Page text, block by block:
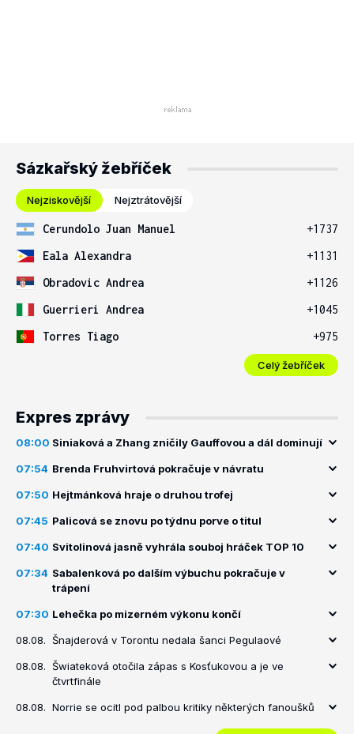
Sázkařský žebříček
Nejziskovější Nejztrátovější
Cerundolo Juan Manuel
+1737
Eala Alexandra
+1131
Obradovic Andrea
+1126
Guerrieri Andrea
+1045
Torres Tiago
+975
Celý žebříček
Expres zprávy
08:00 Siniaková a Zhang zničily Gauffovou a dál dominují
07:54 Brenda Fruhvirtová pokračuje v návratu
07:50 Hejtmánková hraje o druhou trofej
07:45 Palicová se znovu po týdnu porve o titul
07:40 Svitolinová jasně vyhrála souboj hráček TOP 10
07:34 Sabalenková po dalším výbuchu pokračuje v
trápení
07:30 Lehečka po mizerném výkonu končí
08.08. Šnajderová v Torontu nedala šanci Pegulaové
08.08. Šwiateková otočila zápas s Kosťukovou a je ve
čtvrtfinále
08.08. Norrie se ocitl pod palbou kritiky některých fanoušků